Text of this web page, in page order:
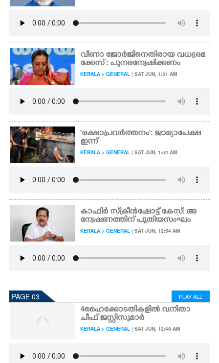
വീണാ ജോർജിനെതിരായ വധശ്രമ
ക്കേസ് : പുനരന്വേഷിക്കണം
KERALA > GENERAL | SAT JUN, 1:51 AM
'രക്ഷാപ്രവർത്തനം': ജാമ്യാപേക്ഷ
ഇന്ന്
KERALA > GENERAL | SAT JUN, 1:52 AM
കാഫിർ സ്‌ക്രീൻഷോട്ട് കേസ്: അ
ന്വേഷണത്തിന് പുതിയസംഘം
KERALA > GENERAL | SAT JUN, 12:54 AM
PAGE 03 PLAY ALL
4ഹൈക്കോടതികളിൽ വനിതാ
ചീഫ് ജസ്റ്റിസുമാർ
KERALA > GENERAL | SAT JUN, 12:49 AM